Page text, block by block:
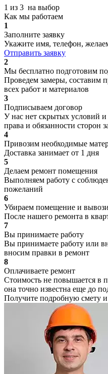
1 из 3 на выбор
Как мы работаем
1
Заполните заявку
Укажите имя, телефон,
Отправить заявку
2
Мы бесплатно подготовим
Проведем замеры, составим
всех работ и материалов
3
Подписываем договор
У нас нет скрытых условий
права и обязанности сторон
4
Привозим необходимые
Доставка занимает от 1 дня
5
Делаем ремонт помещения
Выполняем работу с
пожеланий
6
Убираем помещение и
После нашего ремонта в
7
Вы принимаете работу
Вы принимаете работу или
вносим правки в ремонт
8
Оплачиваете ремонт
Стоимость не повышается в
она точно известна еще до
Получите подробную смету